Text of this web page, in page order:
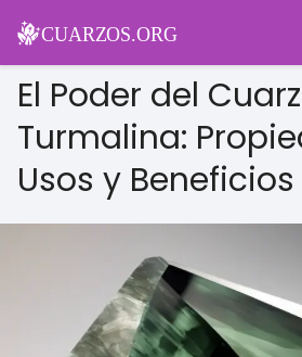
El Poder del
Turmalina:
Usos y Beneficios